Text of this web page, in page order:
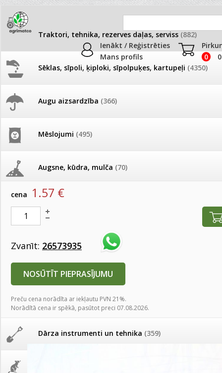
Ienākt / Reģistrēties
Mans profils
0
Traktori, tehnika, rezerves daļas, serviss (882)
Sēklas, sīpoli, ķiploki, sīpolpuķes, kartupeļi (4350)
Augu aizsardzība (366)
Mēslojumi (495)
Augsne, kūdra, mulča (70)
Podi un kasetes
(505)
Pārklāji, plēves(173)
Dārza instrumenti un tehnika (359)
JAUNUMI
Pašlasīšanas vietu katalogs
26.05. Vebinārs - Kā ierobežot
gliemežus piemājas dārzā un
Ūdens piemērotības noteikšana
smidzinājumu veikšanai
Pievienojies braucienam uz
Tomātu sēklu katalogs
Tagad Vitrol GB arī 20kg
iepakojumā!
AKCIJAS
frēze + mulčieris +
AKCIJAS komplekts -
AKCIJAS komplekts -
Rezerves daļas
Produkti »Traktori, tehnika, rezerves daļas, serviss
Putekļu gumija
artikuls: 70112717
cena 1.57 €
Zvanīt: 26573935
NOSŪTĪT PIEPRASĪJUMU
Preču cena norādīta ar iekļautu PVN 21%.
Norādītā cena ir spēkā, pasūtot preci 07.08.2026.